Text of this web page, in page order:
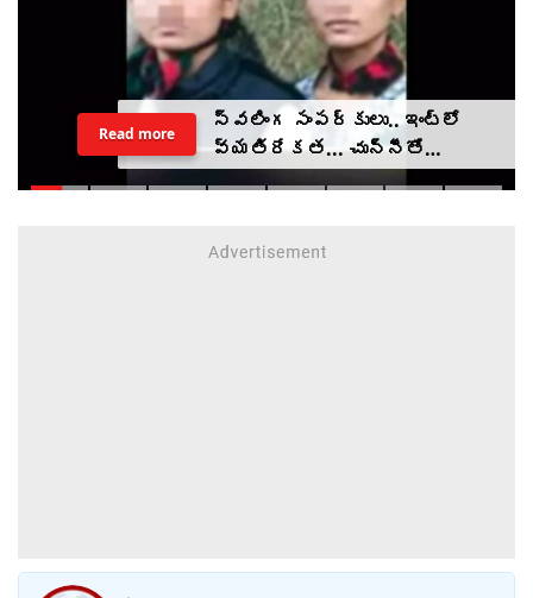
స్వలింగ సంపర్కులు.. ఇంట్లో
వ్యతిరేకత... చున్నీతో
ఉరేసుకుని ఆత్మహత్య
Read more